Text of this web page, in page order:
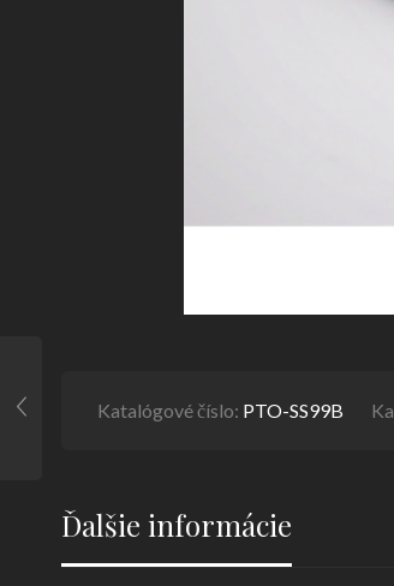
Katalógové číslo: PTO-SS99B
Ďalšie informácie